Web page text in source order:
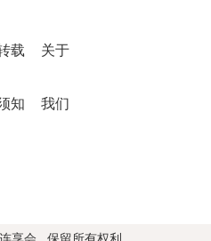
载
知
关于
我们
会 . 保留所有权利。